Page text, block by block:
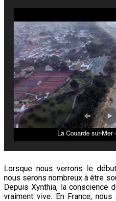
La Couarde sur-Mer
Lorsque nous verrons le
nous serons nombreux à être
Depuis Xynthia, la conscience
vraiment vive. En France,